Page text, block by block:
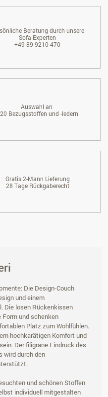
Beratung durch unsere
Sofa-Experten
+49 89 9210 470
Auswahl an
Bezugsstoffen und -ledern
Gratis 2-Mann Lieferung
28 Tage Rückgaberecht
Die Design-Couch
und einem
Die losen Rückenkissen
Form und schenken
Platz zum Wohlfühlen.
hochkarätigen Komfort und
Der filigrane Eindruck des
wird durch den
und schönen Stoffen
individuell mitgestalten